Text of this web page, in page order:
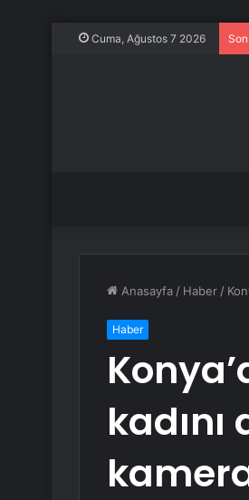
Cuma, Ağustos 7 2026
Anasayfa / Haber /
Haber